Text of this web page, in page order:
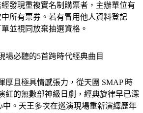
經發現重複實名制購票者，主辦單位有
所有票券。若有冒用他人資料登記
並視同放棄抽選資格。
場必聽的5首跨時代經典曲目
厚且極具情感張力，從天團 SMAP 時
紅的無數部神級日劇，經典旋律早已深
中。天王多次在巡演現場重新演繹歷年